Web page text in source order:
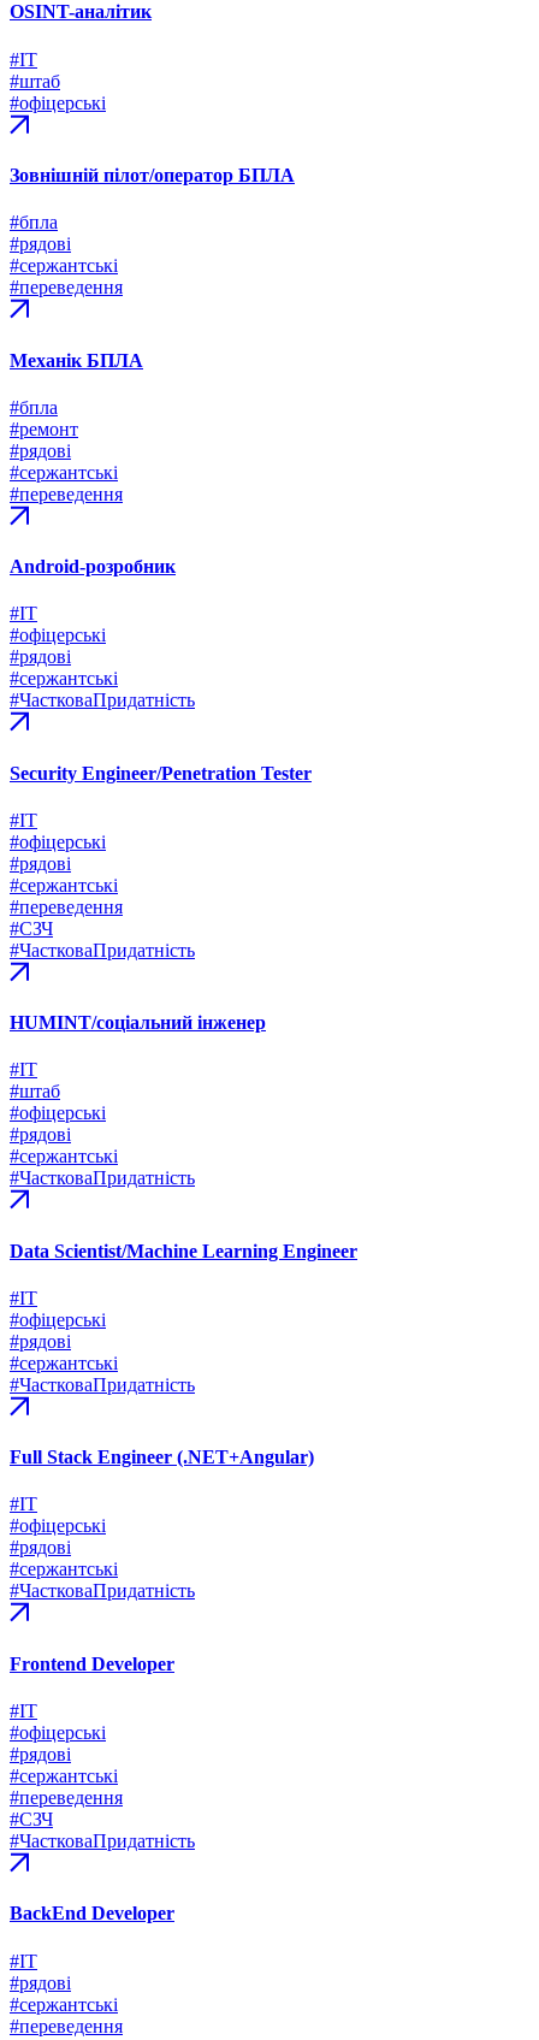
OSINT-аналітик
#ІТ
#штаб
#офіцерські
Зовнішній пілот/оператор БПЛА
#бпла
#рядові
#сержантські
#переведення
Механік БПЛА
#бпла
#ремонт
#рядові
#сержантські
#переведення
Android-розробник
#ІТ
#офіцерські
#рядові
#сержантські
#ЧастковаПридатність
Security Engineer/Penetration Tester
#ІТ
#офіцерські
#рядові
#сержантські
#переведення
#СЗЧ
#ЧастковаПридатність
HUMINT/соціальний інженер
#ІТ
#штаб
#офіцерські
#рядові
#сержантські
#ЧастковаПридатність
Data Scientist/Machine Learning Engineer
#ІТ
#офіцерські
#рядові
#сержантські
#ЧастковаПридатність
Full Stack Engineer (.NET+Angular)
#ІТ
#офіцерські
#рядові
#сержантські
#ЧастковаПридатність
Frontend Developer
#ІТ
#офіцерські
#рядові
#сержантські
#переведення
#СЗЧ
#ЧастковаПридатність
BackEnd Developer
#ІТ
#рядові
#сержантські
#переведення